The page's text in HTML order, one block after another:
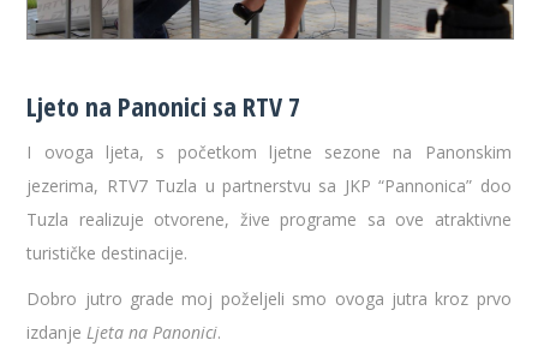
Ljeto na Panonici sa RTV 7
I ovoga ljeta, s početkom ljetne sezone na Panonskim
jezerima, RTV7 Tuzla u partnerstvu sa JKP “Pannonica” doo
Tuzla realizuje otvorene, žive programe sa ove atraktivne
turističke destinacije.
Dobro jutro grade moj poželjeli smo ovoga jutra kroz prvo
izdanjeLjeta na Panonici.